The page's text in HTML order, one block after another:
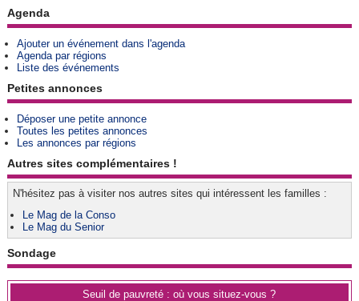
Agenda
Ajouter un événement dans l'agenda
Agenda par régions
Liste des événements
Petites annonces
Déposer une petite annonce
Toutes les petites annonces
Les annonces par régions
Autres sites complémentaires !
N'hésitez pas à visiter nos autres sites qui intéressent les familles :
Le Mag de la Conso
Le Mag du Senior
Sondage
Seuil de pauvreté : où vous situez-vous ?